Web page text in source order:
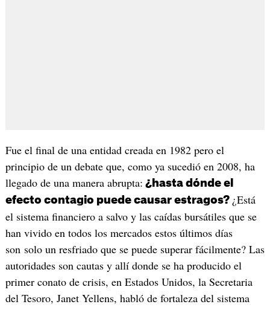
Fue el final de una entidad creada en 1982 pero el
principio de un debate que, como ya sucedió en 2008, ha
llegado de una manera abrupta: ¿hasta dónde el
efecto contagio puede causar estragos? ¿Está
el sistema financiero a salvo y las caídas bursátiles que se
han vivido en todos los mercados estos últimos días
son solo un resfriado que se puede superar fácilmente? Las
autoridades son cautas y allí donde se ha producido el
primer conato de crisis, en Estados Unidos, la Secretaria
del Tesoro, Janet Yellens, habló de fortaleza del sistema